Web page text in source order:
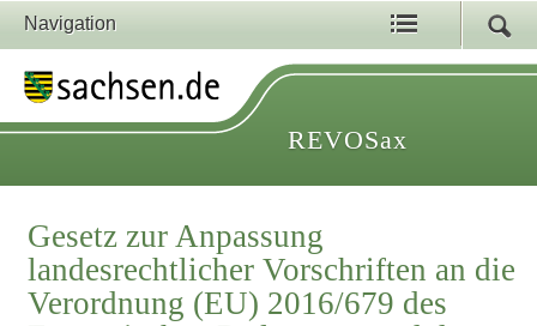
Navigation
REVOSax
Gesetz zur Anpassung
landesrechtlicher Vorschriften an die
Verordnung (EU) 2016/679 des